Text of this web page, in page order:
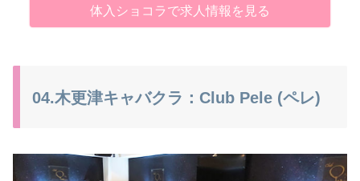
体入ショコラで求人情報を見る
04.木更津キャバクラ：Club Pele (ペレ)